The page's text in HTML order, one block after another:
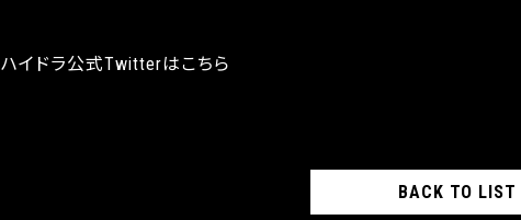
ハイドラ公式Twitterはこちら
BACK TO LIST